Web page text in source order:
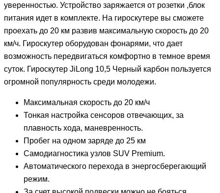
уверенностью. Устройство заряжается от розетки ,блок
питания идет в комплекте. На гироскутере вы сможете
проехать до 20 км развив максимальную скорость до 20
км/ч. Гироскутер оборудован фонарями, что дает
возможность передвигаться комфортно в темное время
суток. Гироскутер JiLong 10,5 Черный карбон пользуется
огромной популярность среди молодежи.
Максимальная скорость до 20 км/ч
Тонкая настройка сенсоров отвечающих, за
плавность хода, маневренность.
Пробег на одном заряде до 25 км
Самодиагностика узлов SUV Premium.
Автоматического перехода в энергосберегающий
режим.